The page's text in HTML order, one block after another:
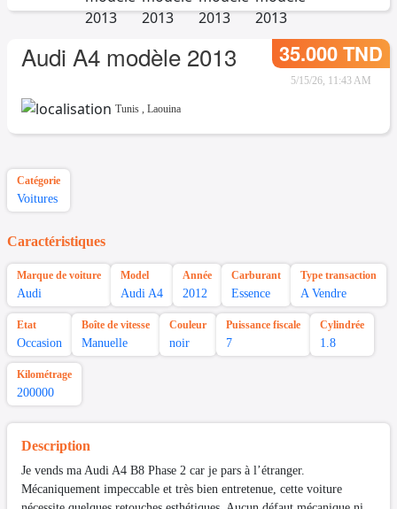
Audi A4 modèle 2013 35.000 TND
5/15/26, 11:43 AM
Tunis , Laouina
Catégorie
Voitures
Caractéristiques
Marque de voiture
Audi
Model
Audi A4
Année
2012
Carburant
Essence
Type transaction
A Vendre
Etat
Occasion
Boîte de vitesse
Manuelle
Couleur
noir
Puissance fiscale
7
Cylindrée
1.8
Kilométrage
200000
Description
Je vends ma Audi A4 B8 Phase 2 car je pars à l’étranger.
Mécaniquement impeccable et très bien entretenue, cette voiture